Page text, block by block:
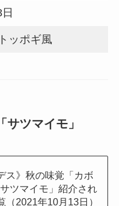
ッポギ風
ツマイモ」
ス》秋の味覚「カボ
ツマイモ」紹介され
（2021年10月13日）